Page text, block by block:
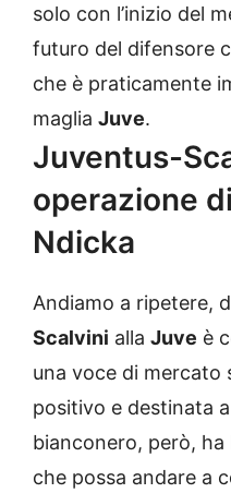
solo con l’inizio del
futuro del difensore
che è praticamente
maglia Juve.
Juventus-
operazione
Ndicka
Andiamo a ripetere,
Scalvini alla Juve è
una voce di mercato
positivo e destinata
bianconero, però,
che possa andare a